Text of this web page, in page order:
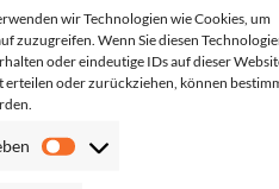
wir Technologien wie Cookies, um
zuzugreifen. Wenn Sie diesen
oder eindeutige IDs auf dieser
oder zurückziehen, können
Vorlieben